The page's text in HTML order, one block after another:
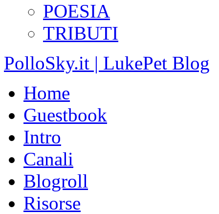
POESIA
TRIBUTI
PolloSky.it | LukePet Blog
Home
Guestbook
Intro
Canali
Blogroll
Risorse